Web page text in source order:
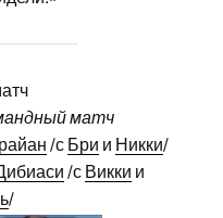
матч
/с Бри и Никки/
/с Викки и
/